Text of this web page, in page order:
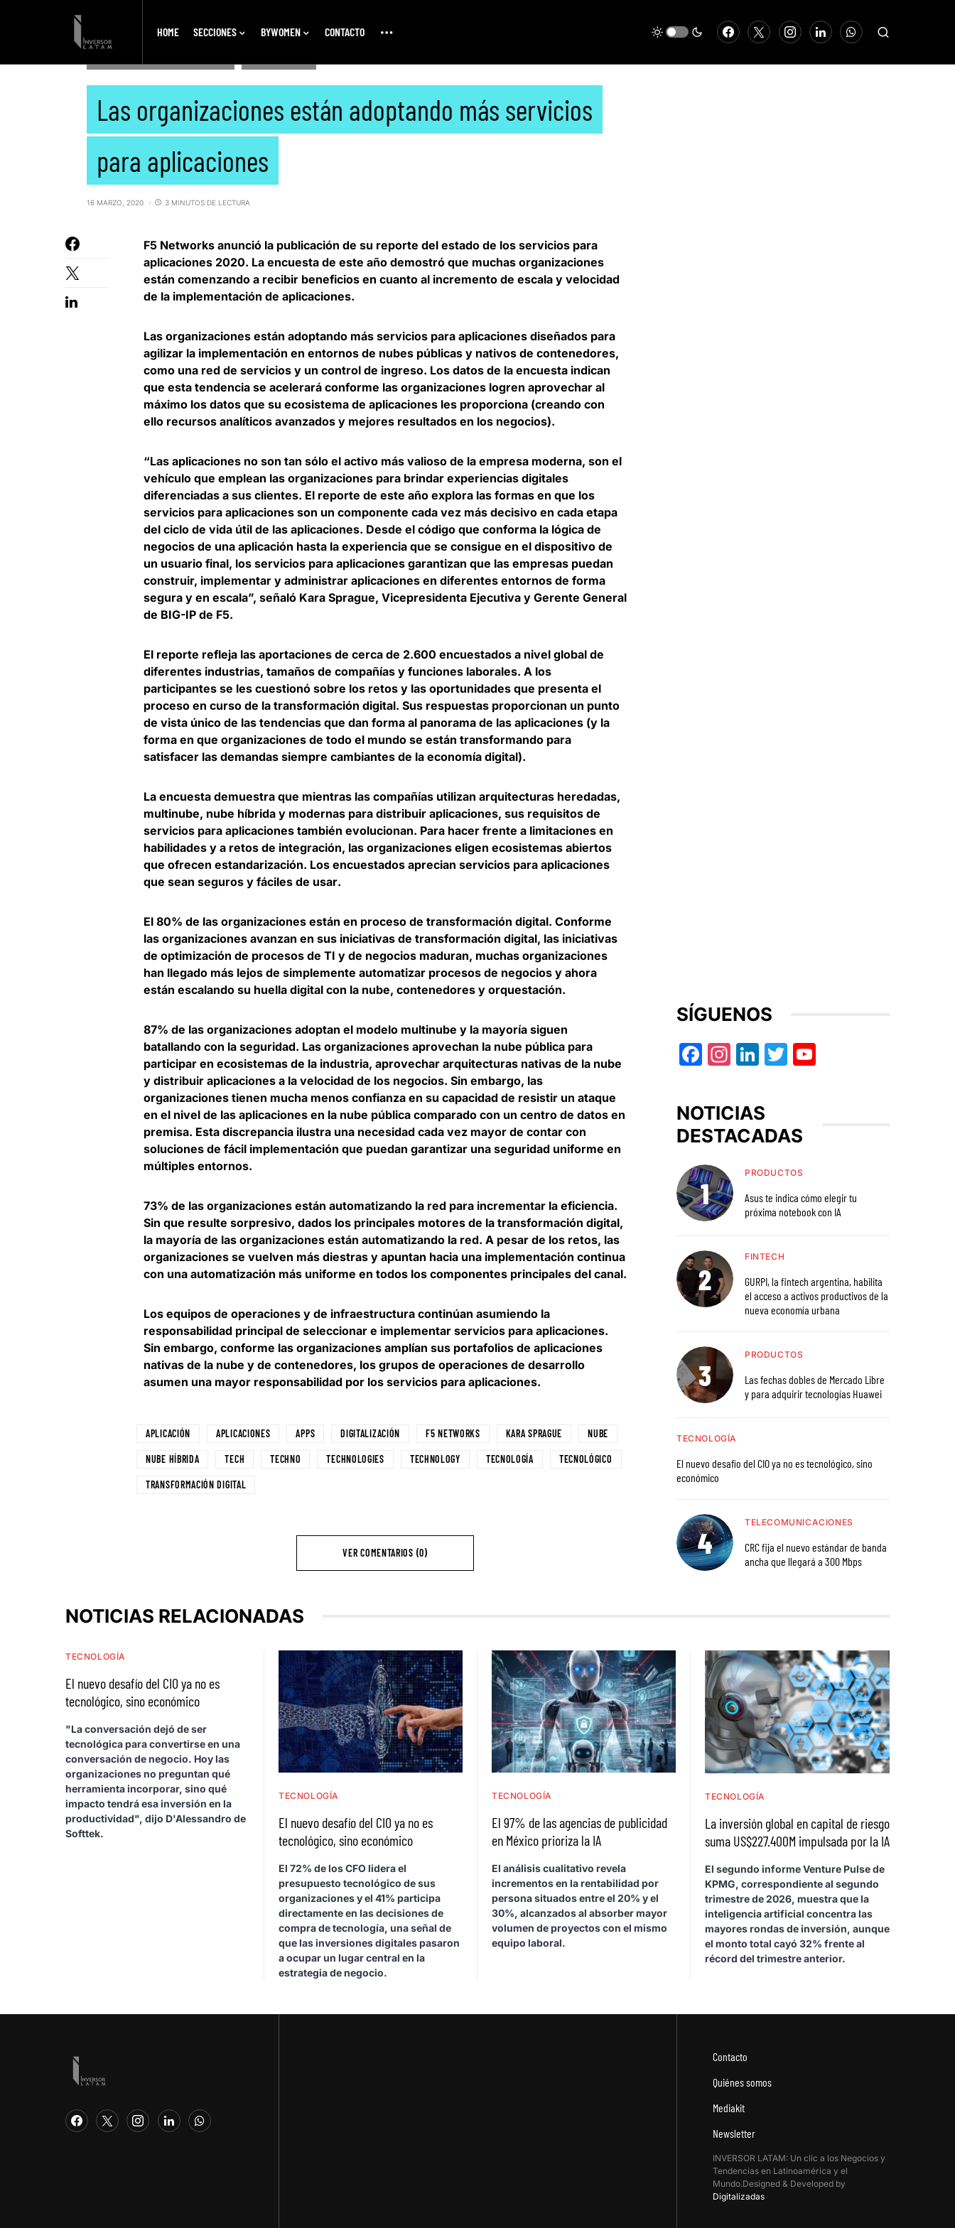
HOME SECCIONES BYWOMEN CONTACTO
Las organizaciones están adoptando más servicios
para aplicaciones
16 MARZO, 2020 3 MINUTOS DE LECTURA
F5 Networks anunció la publicación de su reporte del estado de los servicios para
aplicaciones 2020. La encuesta de este año demostró que muchas organizaciones
están comenzando a recibir beneficios en cuanto al incremento de escala y velocidad
de la implementación de aplicaciones.
Las organizaciones están adoptando más servicios para aplicaciones diseñados para
agilizar la implementación en entornos de nubes públicas y nativos de contenedores,
como una red de servicios y un control de ingreso. Los datos de la encuesta indican
que esta tendencia se acelerará conforme las organizaciones logren aprovechar al
máximo los datos que su ecosistema de aplicaciones les proporciona (creando con
ello recursos analíticos avanzados y mejores resultados en los negocios).
“Las aplicaciones no son tan sólo el activo más valioso de la empresa moderna, son el
vehículo que emplean las organizaciones para brindar experiencias digitales
diferenciadas a sus clientes. El reporte de este año explora las formas en que los
servicios para aplicaciones son un componente cada vez más decisivo en cada etapa
del ciclo de vida útil de las aplicaciones. Desde el código que conforma la lógica de
negocios de una aplicación hasta la experiencia que se consigue en el dispositivo de
un usuario final, los servicios para aplicaciones garantizan que las empresas puedan
construir, implementar y administrar aplicaciones en diferentes entornos de forma
segura y en escala”, señaló Kara Sprague, Vicepresidenta Ejecutiva y Gerente General
de BIG-IP de F5.
El reporte refleja las aportaciones de cerca de 2.600 encuestados a nivel global de
diferentes industrias, tamaños de compañías y funciones laborales. A los
participantes se les cuestionó sobre los retos y las oportunidades que presenta el
proceso en curso de la transformación digital. Sus respuestas proporcionan un punto
de vista único de las tendencias que dan forma al panorama de las aplicaciones (y la
forma en que organizaciones de todo el mundo se están transformando para
satisfacer las demandas siempre cambiantes de la economía digital).
La encuesta demuestra que mientras las compañías utilizan arquitecturas heredadas,
multinube, nube híbrida y modernas para distribuir aplicaciones, sus requisitos de
servicios para aplicaciones también evolucionan. Para hacer frente a limitaciones en
habilidades y a retos de integración, las organizaciones eligen ecosistemas abiertos
que ofrecen estandarización. Los encuestados aprecian servicios para aplicaciones
que sean seguros y fáciles de usar.
El 80% de las organizaciones están en proceso de transformación digital. Conforme
las organizaciones avanzan en sus iniciativas de transformación digital, las iniciativas
de optimización de procesos de TI y de negocios maduran, muchas organizaciones
han llegado más lejos de simplemente automatizar procesos de negocios y ahora
están escalando su huella digital con la nube, contenedores y orquestación.
87% de las organizaciones adoptan el modelo multinube y la mayoría siguen
batallando con la seguridad. Las organizaciones aprovechan la nube pública para
participar en ecosistemas de la industria, aprovechar arquitecturas nativas de la nube
y distribuir aplicaciones a la velocidad de los negocios. Sin embargo, las
organizaciones tienen mucha menos confianza en su capacidad de resistir un ataque
en el nivel de las aplicaciones en la nube pública comparado con un centro de datos en
premisa. Esta discrepancia ilustra una necesidad cada vez mayor de contar con
soluciones de fácil implementación que puedan garantizar una seguridad uniforme en
múltiples entornos.
73% de las organizaciones están automatizando la red para incrementar la eficiencia.
Sin que resulte sorpresivo, dados los principales motores de la transformación digital,
la mayoría de las organizaciones están automatizando la red. A pesar de los retos, las
organizaciones se vuelven más diestras y apuntan hacia una implementación continua
con una automatización más uniforme en todos los componentes principales del canal.
Los equipos de operaciones y de infraestructura continúan asumiendo la
responsabilidad principal de seleccionar e implementar servicios para aplicaciones.
Sin embargo, conforme las organizaciones amplían sus portafolios de aplicaciones
nativas de la nube y de contenedores, los grupos de operaciones de desarrollo
asumen una mayor responsabilidad por los servicios para aplicaciones.
APLICACIÓN APLICACIONES APPS DIGITALIZACIÓN F5 NETWORKS KARA SPRAGUE NUBE
NUBE HÍBRIDA TECH TECHNO TECHNOLOGIES TECHNOLOGY TECNOLOGÍA TECNOLÓGICO
TRANSFORMACIÓN DIGITAL
VER COMENTARIOS (0)
SÍGUENOS
Facebook
Instagram
LinkedIn
Twitter
NOTICIAS
DESTACADAS
PRODUCTOS
Asus te indica cómo elegir tu
próxima notebook con IA
FINTECH
GURPI, la fintech argentina, habilita
el acceso a activos productivos de la
nueva economía urbana
PRODUCTOS
Las fechas dobles de Mercado Libre
y para adquirir tecnologías Huawei
TECNOLOGÍA
El nuevo desafío del CIO ya no es tecnológico, sino
económico
TELECOMUNICACIONES
CRC fija el nuevo estándar de banda
ancha que llegará a 300 Mbps
NOTICIAS RELACIONADAS
TECNOLOGÍA
El nuevo desafío del CIO ya no es
tecnológico, sino económico
"La conversación dejó de ser
tecnológica para convertirse en una
conversación de negocio. Hoy las
organizaciones no preguntan qué
herramienta incorporar, sino qué
impacto tendrá esa inversión en la
productividad", dijo D'Alessandro de
Softtek.
TECNOLOGÍA
El nuevo desafío del CIO ya no es
tecnológico, sino económico
El 72% de los CFO lidera el
presupuesto tecnológico de sus
organizaciones y el 41% participa
directamente en las decisiones de
compra de tecnología, una señal de
que las inversiones digitales pasaron
a ocupar un lugar central en la
estrategia de negocio.
TECNOLOGÍA
El 97% de las agencias de publicidad
en México prioriza la IA
El análisis cualitativo revela
incrementos en la rentabilidad por
persona situados entre el 20% y el
30%, alcanzados al absorber mayor
volumen de proyectos con el mismo
equipo laboral.
TECNOLOGÍA
La inversión global en capital de riesgo
suma US$227.400M impulsada por la IA
El segundo informe Venture Pulse de
KPMG, correspondiente al segundo
trimestre de 2026, muestra que la
inteligencia artificial concentra las
mayores rondas de inversión, aunque
el monto total cayó 32% frente al
récord del trimestre anterior.
Contacto
Quiénes somos
Mediakit
Newsletter
INVERSOR LATAM: Un clic a los Negocios y
Tendencias en Latinoamérica y el
Mundo.Designed & Developed by
Digitalizadas